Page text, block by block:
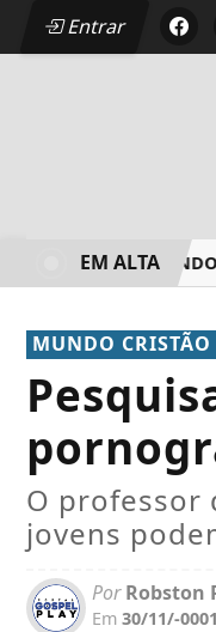
Entrar
“NÃO MEEM ALTA
MUNDO CRISTÃO
O professor
jovens
PorRobston
Em 30/11/-